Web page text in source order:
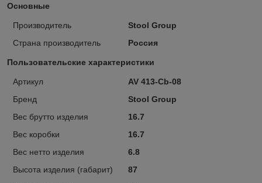
Основные
Производитель
Stool Group
Страна производитель
Россия
Пользовательские характеристики
Артикул
AV 413-Cb-08
Бренд
Stool Group
Вес брутто изделия
16.7
Вес коробки
16.7
Вес нетто изделия
6.8
Высота изделия (габарит)
87